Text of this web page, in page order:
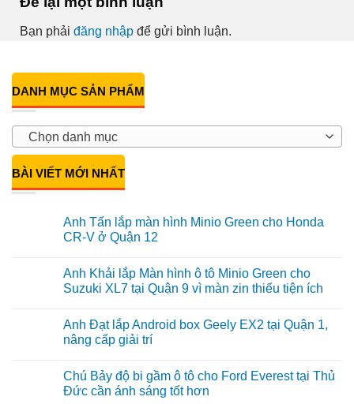
Bạn phải đăng nhập để gửi bình luận.
DANH MỤC SẢN PHẨM
Chọn danh mục
BÀI VIẾT MỚI NHẤT
Anh Tấn lắp màn hình Minio Green cho Honda
CR-V ở Quận 12
bình
luận
ở
lắp
màn
hình
cho
Honda
CR-
Anh Khải lắp Màn hình ô tô Minio Green cho
Suzuki XL7 tại Quận 9 vì màn zin thiếu tiện ích
bình
luận
ở
lắp
Màn
hình
Anh Đạt lắp Android box Geely EX2 tại Quận 1,
nâng cấp giải trí
bình
luận
ở
Chú Bảy độ bi gầm ô tô cho Ford Everest tại Thủ
Đức cần ánh sáng tốt hơn